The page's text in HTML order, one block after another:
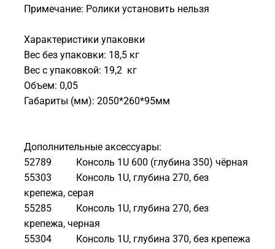
Примечание: Ролики установить нельзя
Характеристики упаковки
Вес без упаковки: 18,5 кг
Вес с упаковкой: 19,2 кг
Объем: 0,05
Габариты (мм): 2050*260*95мм
Дополнительные аксессуары:
52789 Консоль 1U 600 (глубина 350) чёрная
55303 Консоль 1U, глубина 270, без
крепежа, серая
55285 Консоль 1U, глубина 270, без
крепежа, черная
55304 Консоль 1U, глубина 370, без крепежа